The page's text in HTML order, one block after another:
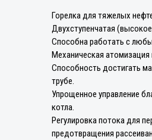
Горелка для тяжелых
Двухступенчатая
Способна работать с
Механическая
Способность достигать
трубе.
Упрощенное управление
котла.
Регулировка потока для
предотвращения